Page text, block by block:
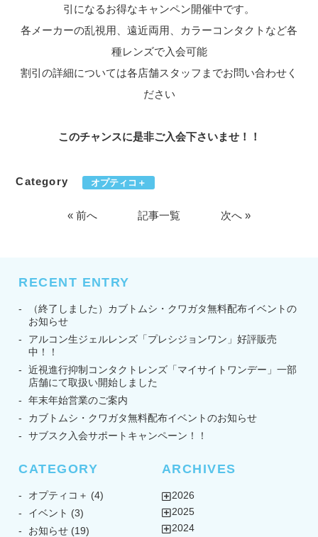
引になるお得なキャンペン開催中です。
各メーカーの乱視用、遠近両用、カラーコンタクトなど各
種レンズで入会可能
割引の詳細については各店舗スタッフまでお問い合わせく
ださい
このチャンスに是非ご入会下さいませ！！
Category オプティコ＋
« 前へ 記事一覧 次へ »
RECENT ENTRY
（終了しました）カブトムシ・クワガタ無料配布イベントの
お知らせ
アルコン生ジェルレンズ「プレシジョンワン」好評販売
中！！
近視進行抑制コンタクトレンズ「マイサイトワンデー」一部
店舗にて取扱い開始しました
年末年始営業のご案内
カブトムシ・クワガタ無料配布イベントのお知らせ
サブスク入会サポートキャンペーン！！
CATEGORY
オプティコ＋ (4)
イベント (3)
お知らせ (19)
ARCHIVES
2026
2025
2024